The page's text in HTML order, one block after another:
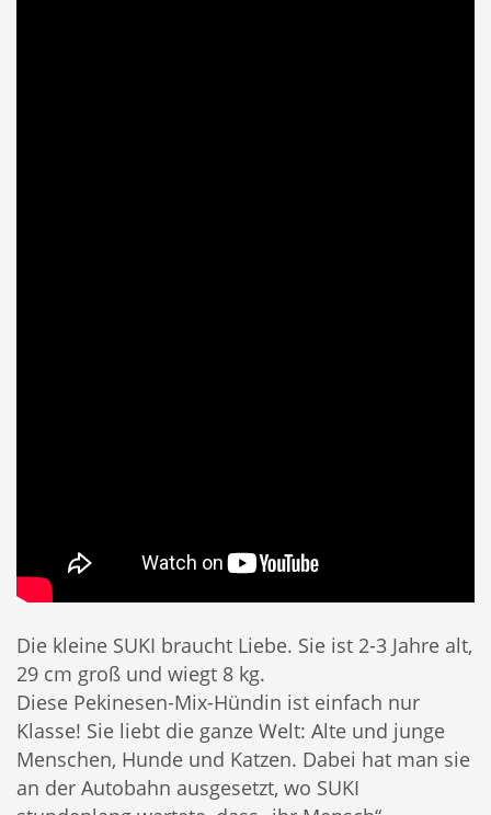
Die kleine SUKI braucht Liebe. Sie ist 2-3 Jahre alt,
29 cm groß und wiegt 8 kg.
Diese Pekinesen-Mix-Hündin ist einfach nur
Klasse! Sie liebt die ganze Welt: Alte und junge
Menschen, Hunde und Katzen. Dabei hat man sie
an der Autobahn ausgesetzt, wo SUKI